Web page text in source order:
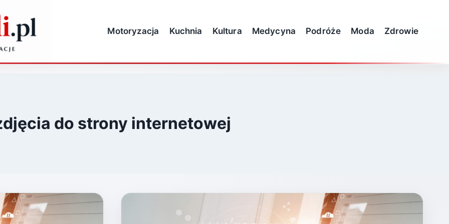
Motoryzacja Kuchnia Kultura Medycyna Podróże Moda Zdrowie
do strony internetowej